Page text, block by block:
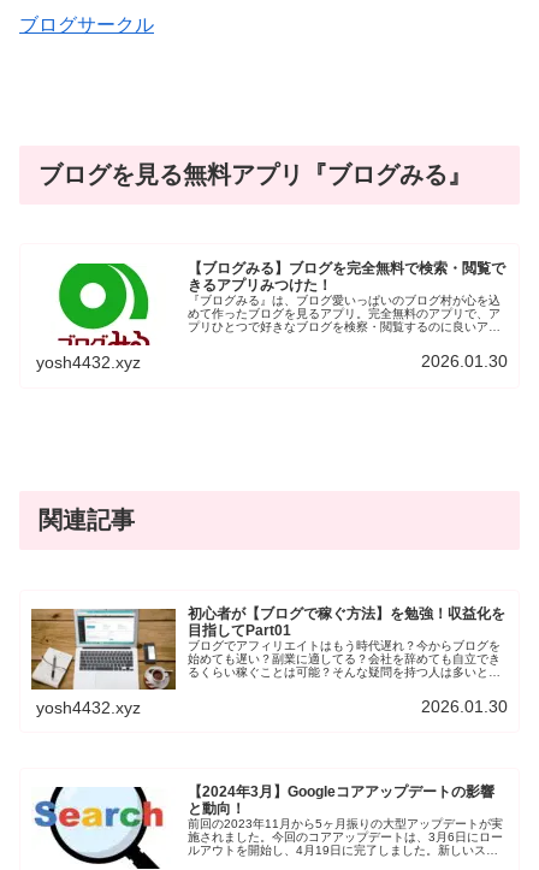
ブログサークル
ブログを見る無料アプリ『ブログみる』
【ブログみる】ブログを完全無料で検索・閲覧で
きるアプリみつけた！
『ブログみる』は、ブログ愛いっぱいのブログ村が心を込
めて作ったブログを見るアプリ。完全無料のアプリで、ア
プリひとつで好きなブログを検察・閲覧するのに良いアプ
yosh4432.xyz 2026.01.30
関連記事
初心者が【ブログで稼ぐ方法】を勉強！収益化を
目指してPart01
ブログでアフィリエイトはもう時代遅れ？今からブログを
始めても遅い？副業に適してる？会社を辞めても自立でき
るくらい稼ぐことは可能？そんな疑問を持つ人は多いと思
から独立できるほど稼げるのか半信半疑です。そこで、1
冊の本からノウハウを学び、実践することでどうなるのか
yosh4432.xyz 2026.01.30
【2024年3月】Googleコアアップデートの影響
と動向！
前回の2023年11月から5ヶ月振りの大型アップデートが実
施されました。今回のコアアップデートは、3月6日にロー
ルアウトを開始し、4月19日に完了しました。新しいスパ